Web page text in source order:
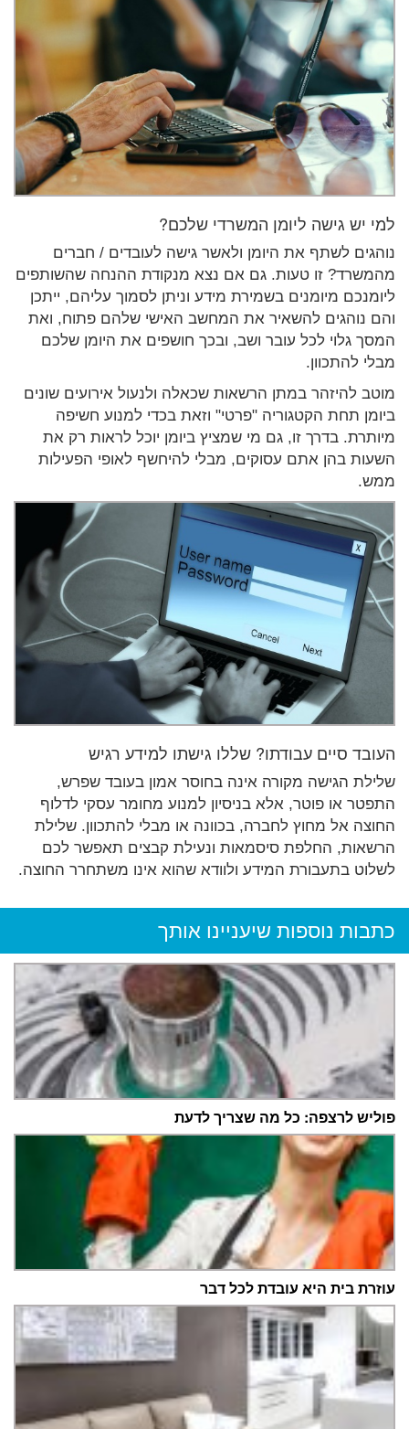
למי יש גישה ליומן המשרדי שלכם?
נוהגים לשתף את היומן ולאשר גישה לעובדים / חברים
מהמשרד? זו טעות. גם אם נצא מנקודת ההנחה שהשותפים
ליומנכם מיומנים בשמירת מידע וניתן לסמוך עליהם, ייתכן
והם נוהגים להשאיר את המחשב האישי שלהם פתוח, ואת
המסך גלוי לכל עובר ושב, ובכך חושפים את היומן שלכם
מבלי להתכוון.
מוטב להיזהר במתן הרשאות שכאלה ולנעול אירועים שונים
ביומן תחת הקטגוריה "פרטי" וזאת בכדי למנוע חשיפה
מיותרת. בדרך זו, גם מי שמציץ ביומן יוכל לראות רק את
השעות בהן אתם עסוקים, מבלי להיחשף לאופי הפעילות
ממש.
העובד סיים עבודתו? שללו גישתו למידע רגיש
שלילת הגישה מקורה אינה בחוסר אמון בעובד שפרש,
התפטר או פוטר, אלא בניסיון למנוע מחומר עסקי לדלוף
החוצה אל מחוץ לחברה, בכוונה או מבלי להתכוון. שלילת
הרשאות, החלפת סיסמאות ונעילת קבצים תאפשר לכם
לשלוט בתעבורת המידע ולוודא שהוא אינו משתחרר החוצה.
כתבות נוספות שיעניינו אותך
פוליש לרצפה: כל מה שצריך לדעת
עוזרת בית היא עובדת לכל דבר